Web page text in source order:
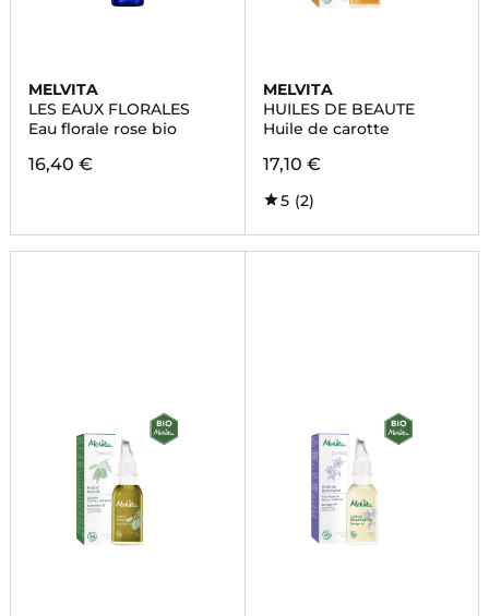
MELVITA
LES EAUX FLORALES
Eau florale rose bio
16,40 €
MELVITA
HUILES DE BEAUTE
Huile de carotte
17,10 €
5 (2)